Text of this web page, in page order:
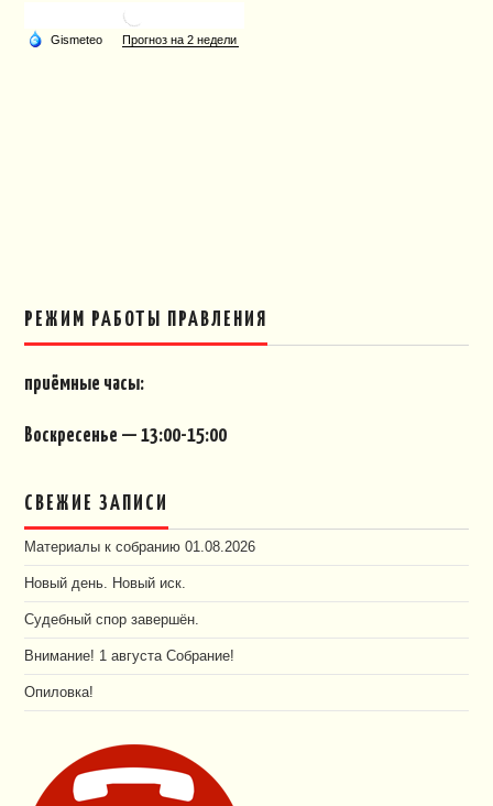
РЕЖИМ РАБОТЫ ПРАВЛЕНИЯ
приёмные часы:
Воскресенье — 13:00-15:00
СВЕЖИЕ ЗАПИСИ
Материалы к собранию 01.08.2026
Новый день. Новый иск.
Судебный спор завершён.
Внимание! 1 августа Собрание!
Опиловка!